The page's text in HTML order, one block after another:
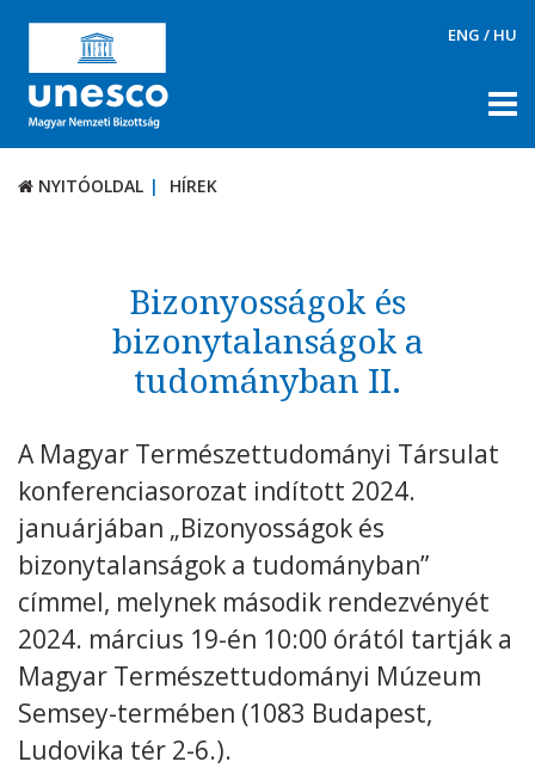
ENG / HU
NYITÓOLDAL HÍREK
DOKUMENTUMTÁR
PÁLYÁZATOK / DÍJAK
Kövess minket unescohungary
Adatkezelési tájékoztató Impresszum
Technikai információk
NYITÓOLDAL HÍREK
Bizonyosságok és
bizonytalanságok a
tudományban II.
A Magyar Természettudományi Társulat
konferenciasorozat indított 2024.
januárjában „Bizonyosságok és
bizonytalanságok a tudományban”
címmel, melynek második rendezvényét
2024. március 19-én 10:00 órától tartják a
Magyar Természettudományi Múzeum
Semsey-termében (1083 Budapest,
Ludovika tér 2-6.).